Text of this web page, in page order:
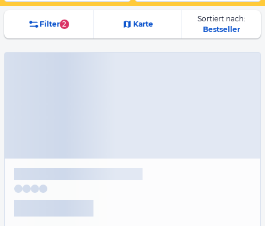
Filter 2 Karte
Sortiert nach:
Bestseller